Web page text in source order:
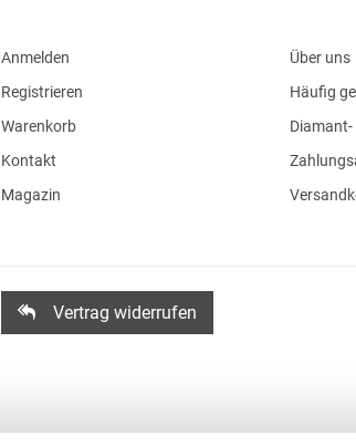
Anmelden
Registrieren
Warenkorb
Kontakt
Magazin
Über uns
Häufig
Vertrag widerrufen